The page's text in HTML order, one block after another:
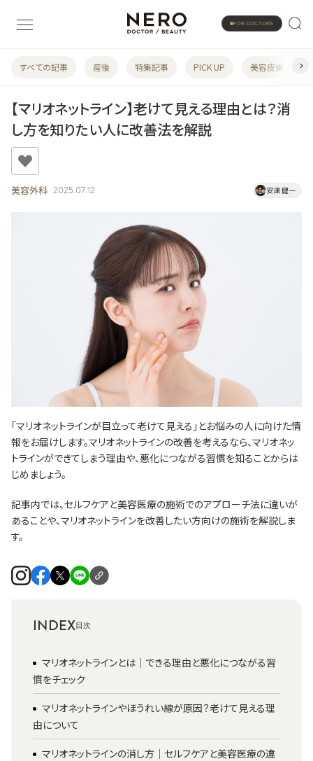
FOR DOCTORS
すべての記事 産後 特集記事 PICK UP 美容皮膚科
【マリオネットライン】老けて見える理由とは？消
し方を知りたい人に改善法を解説
美容外科 2025.07.12 安達 健一
「マリオネットラインが目立って老けて見える」とお悩みの人に向けた情
報をお届けします。マリオネットラインの改善を考えるなら、マリオネッ
トラインができてしまう理由や、悪化につながる習慣を知ることからは
じめましょう。
記事内では、セルフケアと美容医療の施術でのアプローチ法に違いが
あることや、マリオネットラインを改善したい方向けの施術を解説しま
す。
INDEX
マリオネットラインとは│できる理由と悪化につながる習
慣をチェック
マリオネットラインやほうれい線が原因？老けて見える理
由について
マリオネットラインの消し方│セルフケアと美容医療の違